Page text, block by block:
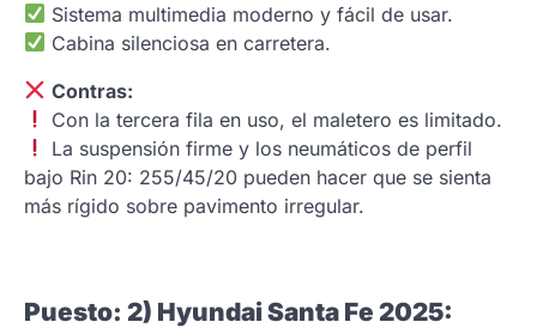
Sistema multimedia moderno y fácil de usar.
Cabina silenciosa en carretera.
Contras:
Con la tercera fila en uso, el maletero es limitado.
La suspensión firme y los neumáticos de perfil
bajo Rin 20: 255/45/20 pueden hacer que se sienta
más rígido sobre pavimento irregular.
Puesto: 2) Hyundai Santa Fe 2025: